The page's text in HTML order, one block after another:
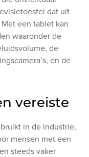
dat uit
een tablet kan
waaronder de
de
en de
vereiste
in de industrie,
mensen met een
steeds vaker